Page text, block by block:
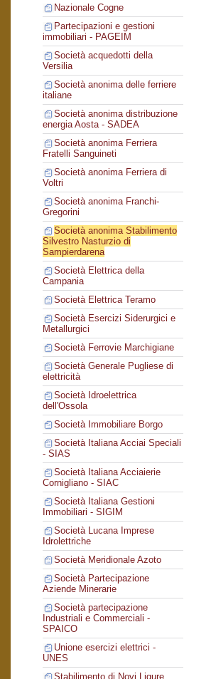
Nazionale Cogne
Partecipazioni e gestioni
immobiliari - PAGEIM
Società acquedotti della
Versilia
Società anonima delle ferriere
italiane
Società anonima distribuzione
energia Aosta - SADEA
Società anonima Ferriera
Fratelli Sanguineti
Società anonima Ferriera di
Voltri
Società anonima Franchi-
Gregorini
Società anonima Stabilimento
Silvestro Nasturzio di
Sampierdarena
Società Elettrica della
Campania
Società Elettrica Teramo
Società Esercizi Siderurgici e
Metallurgici
Società Ferrovie Marchigiane
Società Generale Pugliese di
elettricità
Società Idroelettrica
dell'Ossola
Società Immobiliare Borgo
Società Italiana Acciai Speciali
- SIAS
Società Italiana Acciaierie
Cornigliano - SIAC
Società Italiana Gestioni
Immobiliari - SIGIM
Società Lucana Imprese
Idrolettriche
Società Meridionale Azoto
Società Partecipazione
Aziende Minerarie
Società partecipazione
Industriali e Commerciali -
SPAICO
Unione esercizi elettrici -
UNES
Stabilimento di Novi Ligure